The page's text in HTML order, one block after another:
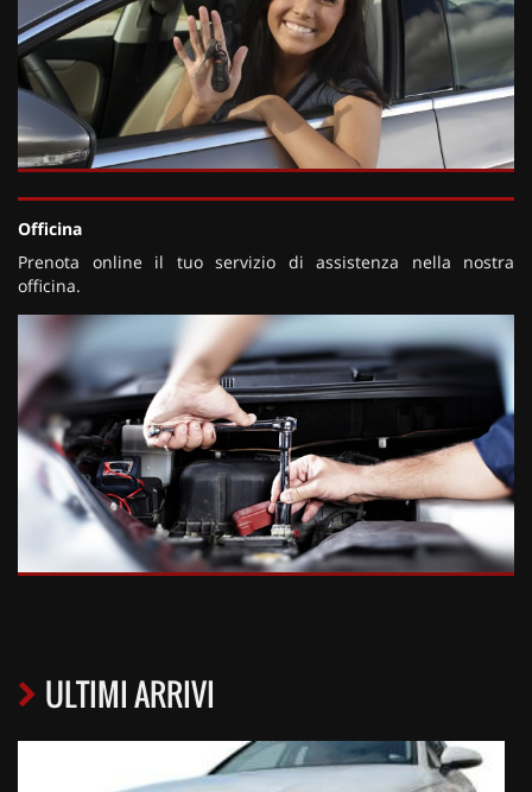
Officina
Prenota online il tuo servizio di assistenza nella nostra
officina.
ULTIMI ARRIVI